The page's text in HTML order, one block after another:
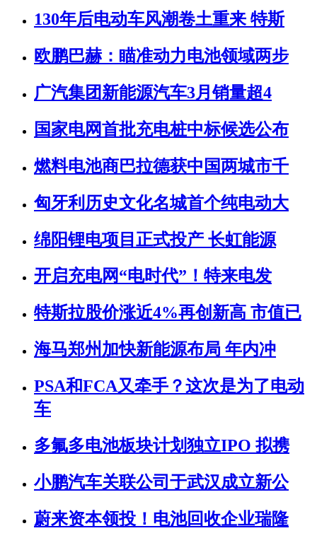
130年后电动车风潮卷土重来 特斯
欧鹏巴赫：瞄准动力电池领域两步
广汽集团新能源汽车3月销量超4
国家电网首批充电桩中标候选公布
燃料电池商巴拉德获中国两城市千
匈牙利历史文化名城首个纯电动大
绵阳锂电项目正式投产 长虹能源
开启充电网“电时代”！特来电发
特斯拉股价涨近4%再创新高 市值已
海马郑州加快新能源布局 年内冲
PSA和FCA又牵手？这次是为了电动
车
多氟多电池板块计划独立IPO 拟携
小鹏汽车关联公司于武汉成立新公
蔚来资本领投！电池回收企业瑞隆